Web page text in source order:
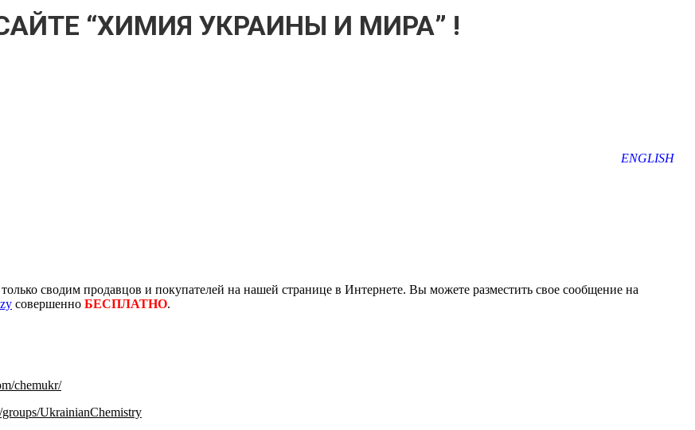
“ХИМИЯ УКРАИНЫ И МИРА” !
ENGLISH
сводим продавцов и покупателей на нашей странице в Интернете. Вы можете разместить свое сообщение на
совершенно БЕСПЛАТНО.
chemukr/
UkrainianChemistry